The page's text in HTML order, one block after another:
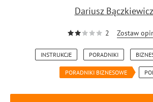
Dariusz Bączkiewicz
2 Zostaw
INSTRUKCJE PORADNIKI
PORADNIKI BIZNESOWE